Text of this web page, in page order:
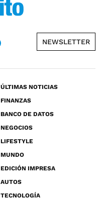
NEWSLETTER
ÚLTIMAS NOTICIAS
FINANZAS
BANCO DE DATOS
NEGOCIOS
LIFESTYLE
MUNDO
EDICIÓN IMPRESA
AUTOS
TECNOLOGÍA